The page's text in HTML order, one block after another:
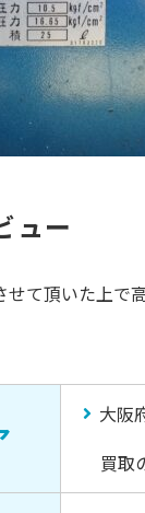
ュー
せて頂いた上で
大阪
買取